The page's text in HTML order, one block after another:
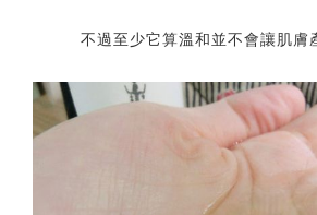
不過至少它算溫和並不會讓肌膚